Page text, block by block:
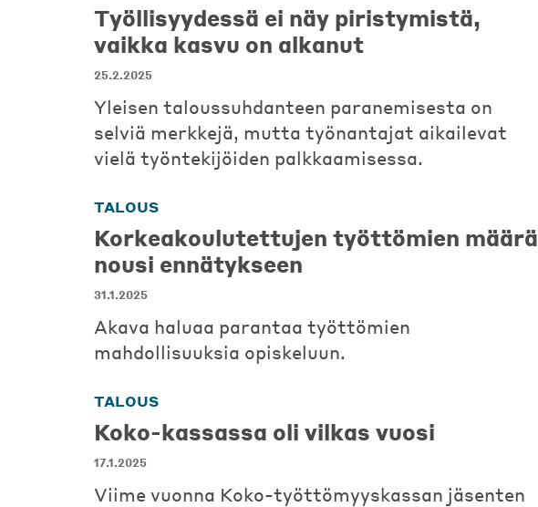
Työllisyydessä ei näy piristymistä,
vaikka kasvu on alkanut
25.2.2025
Yleisen taloussuhdanteen paranemisesta on
selviä merkkejä, mutta työnantajat aikailevat
vielä työntekijöiden palkkaamisessa.
TALOUS
Korkeakoulutettujen työttömien määrä
nousi ennätykseen
31.1.2025
Akava haluaa parantaa työttömien
mahdollisuuksia opiskeluun.
TALOUS
Koko-kassassa oli vilkas vuosi
17.1.2025
Viime vuonna Koko-työttömyyskassan jäsenten